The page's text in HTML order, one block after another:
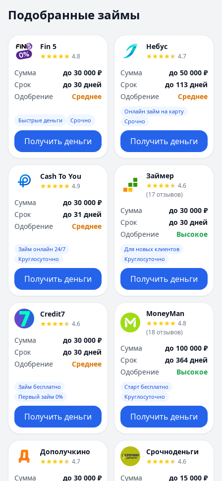
Набережные Челны
Нижний Новгород
Новокузнецк
Новосибирск
Омск
П
Пенза
Пермь
Р
Ростов-на-Дону
Рязань
С
Самара
Санкт-Петербург
Саратов
Севастополь
Сочи
Сургут
Т
Тверь
Тольятти
Томск
Тула
Тюмень
Ульяновск
Х
Хабаровск
Ч
Чебоксары
Челябинск
Чита
Я
Ярославль
Вся Россия
Набережные
Нижний Новгород
Новокузнецк
Новосибирск
Омск
Оренбург
П
Пенза
Пермь
Р
Ростов-на-Дону
Рязань
С
Самара
Санкт-Петербург
Саратов
Севастополь
Сочи
Сургут
Т
Тверь
Тольятти
Томск
Тула
Тюмень
Ульяновск
Х
Хабаровск
Ч
Чебоксары
Челябинск
Чита
Я
Ярославль
Вся Россия
Подобранные займы
Fin 5
4.8
Сумма
до 30 000 ₽
Срок
до 30 дней
Одобрение
Среднее
Быстрые деньги Срочно
Получить деньги
Небус
4.7
Сумма
до 50 000 ₽
Срок
до 113 дней
Одобрение
Среднее
Онлайн займ на карту
Срочно
Получить деньги
Cash To You
4.9
Сумма
до 30 000 ₽
Срок
до 31 дней
Одобрение
Среднее
Займ онлайн 24/7
Круглосуточно
Получить деньги
Займер
4.6
(17отзывов)
Сумма
до 30 000 ₽
Срок
до 30 дней
Одобрение
Высокое
Для новых клиентов
Круглосуточно
Получить деньги
Credit7
4.6
Сумма
до 30 000 ₽
Срок
до 30 дней
Одобрение
Среднее
Займ бесплатно
Первый займ 0%
Получить деньги
MoneyMan
4.8
(18отзывов)
Сумма
до 100 000 ₽
Срок
до 364 дней
Одобрение
Высокое
Старт бесплатно
Круглосуточно
Получить деньги
Дополучкино
4.7
Сумма
до 30 000 ₽
Срочноденьги
4.6
Сумма
до 15 000 ₽